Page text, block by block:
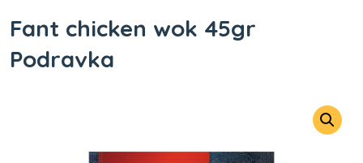
Fant chicken wok 45gr
Podravka